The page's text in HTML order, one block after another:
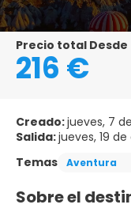
Precio total Desde
216 €
Creado:jueves, 7
Salida:jueves, 19
Temas
Aventura
Sobre el